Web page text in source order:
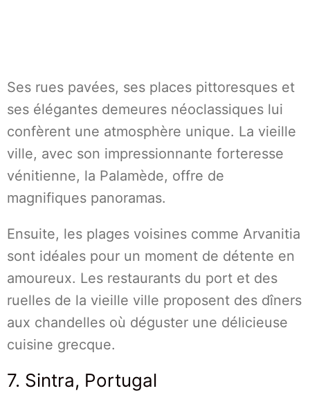
Ses rues pavées, ses places pittoresques et
ses élégantes demeures néoclassiques lui
confèrent une atmosphère unique. La vieille
ville, avec son impressionnante forteresse
vénitienne, la Palamède, offre de
magnifiques panoramas.
Ensuite, les plages voisines comme Arvanitia
sont idéales pour un moment de détente en
amoureux. Les restaurants du port et des
ruelles de la vieille ville proposent des dîners
aux chandelles où déguster une délicieuse
cuisine grecque.
7. Sintra, Portugal